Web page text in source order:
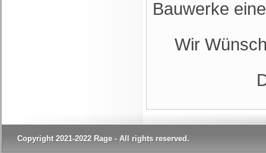
Bauwerke
Wir
Copyright 2021-2022 Rage - All rights reserved.